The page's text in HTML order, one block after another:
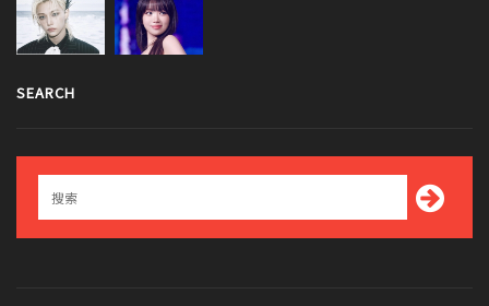
SEARCH